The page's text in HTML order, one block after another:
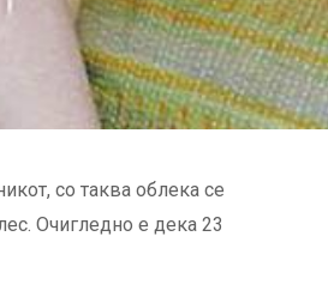
со таква облека се
Очигледно е дека 23